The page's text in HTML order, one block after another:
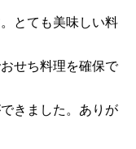
とても美味しい料
せち料理を確保で
きました。ありが